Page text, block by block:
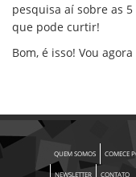
pesquisa aí sobre as
que pode curtir!
Bom, é isso! Vou
QUEM SOMOS COMECE
NEWSLETTER CONTATO